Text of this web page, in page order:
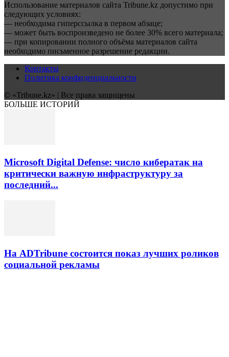
Использование материалов сайта Tribune.kz допустимо при
следующих условиях:
— необходима гиперссылка в первом абзаце;
— может быть воспроизведено не более 30% всего материала;
— при копировании полного объёма материалов сайта
необходимо письменное разрешение редакции.
Контакты
Политика конфиденциальности
© «Tribune.kz» | Все права защищены
БОЛЬШЕ ИСТОРИЙ
Microsoft Digital Defense: число кибератак на
критически важную инфраструктуру за
последний...
На ADTribune состоится показ лучших роликов
социальной рекламы